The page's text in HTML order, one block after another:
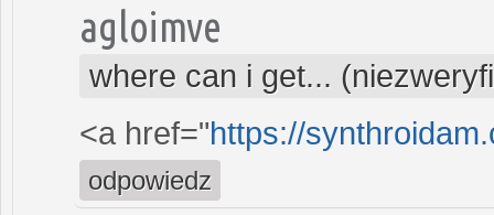
agloimve
where can i get...
<a href="https://
odpowiedz